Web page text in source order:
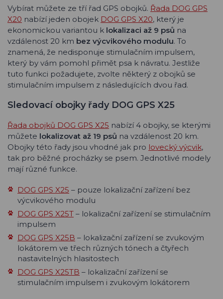
Vybírat můžete ze tří řad GPS obojků. Řada DOG GPS
X20 nabízí jeden obojek DOG GPS X20, který je
ekonomickou variantou k lokalizaci až 9 psů na
vzdálenost 20 km bez výcvikového modulu. To
znamená, že nedisponuje stimulačním impulsem,
který by vám pomohl přimět psa k návratu. Jestliže
tuto funkci požadujete, zvolte některý z obojků se
stimulačním impulsem z následujících dvou řad.
Sledovací obojky řady DOG GPS X25
Řada obojků DOG GPS X25 nabízí 4 obojky, se kterými
můžete lokalizovat až 19 psů na vzdálenost 20 km.
Obojky této řady jsou vhodné jak pro lovecký výcvik,
tak pro běžné procházky se psem. Jednotlivé modely
mají různé funkce.
DOG GPS X25 – pouze lokalizační zařízení bez
výcvikového modulu
DOG GPS X25T – lokalizační zařízení se stimulačním
impulsem
DOG GPS X25B – lokalizační zařízení se zvukovým
lokátorem ve třech různých tónech a čtyřech
nastavitelných hlasitostech
DOG GPS X25TB – lokalizační zařízení se
stimulačním impulsem i zvukovým lokátorem